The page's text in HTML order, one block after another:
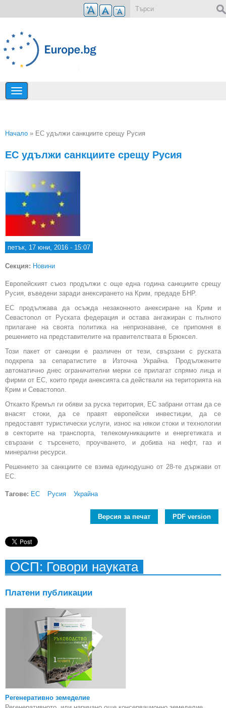
Премини към основното съдържание
Начало » ЕС удължи санкциите срещу Русия
ЕС удължи санкциите срещу Русия
петък, 17 юни, 2016 - 15:07
Секция: Новини
Европейският съюз продължи с още една година санкциите срещу
Русия, въведени заради анексирането на Крим, предаде БНР.
ЕС продължава да осъжда незаконното анексиране на Крим и
Севастопол от Руската федерация и остава ангажиран с пълното
прилагане на своята политика на непризнаване, се припомня в
решението на представителите на правителствата в Брюксел.
Този пакет от санкции е различен от тези, свързани с руската
подкрепа за сепаратистите в Източна Украйна. Продължените
автоматично днес ограничителни мерки се прилагат спрямо лица и
фирми от ЕС, които преди анексията са действали на територията на
Крим и Севастопол.
Откакто Кремъл ги обяви за руска територия, ЕС забрани оттам да се
внасят стоки, да се правят европейски инвестиции, да се
предоставят туристически услуги, износ на някои стоки и технологии
в секторите на транспорта, телекомуникациите и енергетиката и
свързани с търсенето, проучването, и добива на нефт, газ и
минерални ресурси.
Решението за санкциите се взима единодушно от 28-те държави от
ЕС.
Тагове: ЕС Русия Украйна
Версия за печат PDF version
ОСП: Говори науката
Платени публикации
Регенеративно земеделие